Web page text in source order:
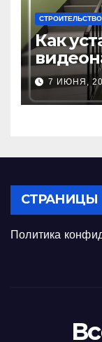
СТРОИТЕЛЬСТВО
Как
7 ИЮНЯ,
СТРАНИЦЫ
Политика